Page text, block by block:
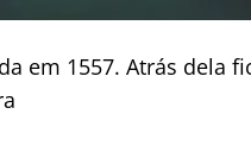
em 1557. Atrás dela